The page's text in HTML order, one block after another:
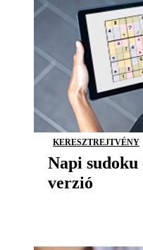
KERESZTREJTVÉNY
Napi sudoku
verzió